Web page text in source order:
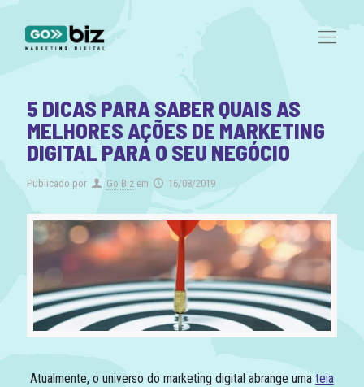
5 DICAS PARA SABER QUAIS AS
MELHORES AÇÕES DE MARKETING
DIGITAL PARA O SEU NEGÓCIO
Publicado por Go Biz em 16/08/2019
Atualmente, o universo do marketing digital abrange uma teia